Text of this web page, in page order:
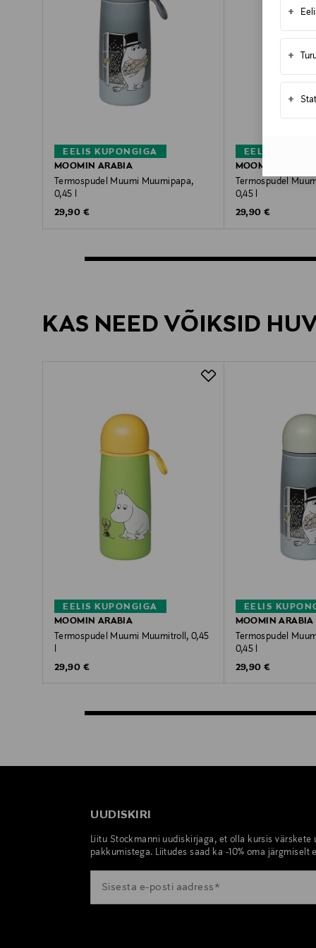
+
+
+
EELIS KUPONGIGA
MOOMIN ARABIA
Termospudel Muumi Muumipapa,
0,45 l
Original Price
29,90 €
EELIS
MOOMIN ARABIA
Termospudel
0,45 l
Original Price
29,90 €
KAS NEED VÕIKSID
EELIS KUPONGIGA
MOOMIN ARABIA
Termospudel Muumi Muumitroll, 0,45
Original Price
29,90 €
EELIS
MOOMIN ARABIA
Termospudel
0,45 l
Original Price
29,90 €
UUDISKIRI
Liitu Stockmanni uudiskirjaga, et olla kursis värskete
pakkumistega. Liitudes saad ka -10% oma järgmiselt